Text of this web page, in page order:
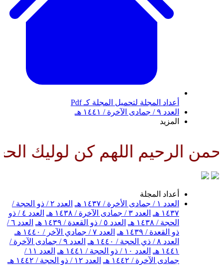
أعداد المجلة لتحميل المجلة كـ Pdf
العدد ٩ / جمادى الآخرة / ١٤٤١ هـ
المزيد
الرحيم اللهم كن لوليك
أعداد المجلة
العدد ١ / جمادى الأخرة / ١٤٣٧ هـ
العدد ٢ / ذو الحجة /
١٤٣٧ هـ
العدد ٣ / جمادى الآخرة / ١٤٣٨ هـ
العدد ٤ / ذو
الحجة / ١٤٣٨ هـ
العدد ٥ / ذو القعدة / ١٤٣٩ هـ
العدد ٦ /
ذو القعدة / ١٤٣٩ هـ
العدد ٧ / جمادي الآخر / ١٤٤٠ هـ
العدد ٨ / ذي الحجة / ١٤٤٠ هـ
العدد ٩ / جمادى الآخرة /
١٤٤١ هـ
العدد ١٠ / ذو الحجة / ١٤٤١ هـ
العدد ١١ /
جمادى الآخرة / ١٤٤٢ هـ
العدد ١٢ / ذو الحجة / ١٤٤٢ هـ